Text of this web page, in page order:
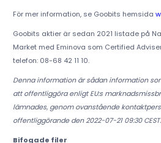
För mer information, se Goobits hemsida
Goobits aktier är sedan 2021 listade på
Market med Eminova som Certified
telefon: 08-68 42 11 10.
Denna information är sådan information
att offentliggöra enligt EU:s
lämnades, genom ovanstående
offentliggörande den 2022-07-21 09:30 CEST.
Bifogade filer